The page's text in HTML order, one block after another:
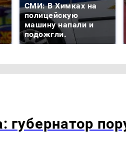
СМИ: В Химках на
полицейскую
машину напали и
подожгли.
губернатор